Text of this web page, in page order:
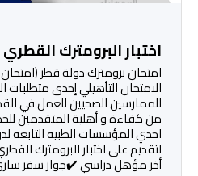
اختبار البرومترك القطري
امتحان برومترك دولة قطر
الامتحان التأهيلي إحدى متطلبات
للممارسين الصحيين للعمل في
من كفاءة و أهلية المتقدمين
احدي المؤسسات الطبيه التابعه
لتقديم على اختبار البرومترك
أخر مؤهل دراسي ✔️جواز سفر